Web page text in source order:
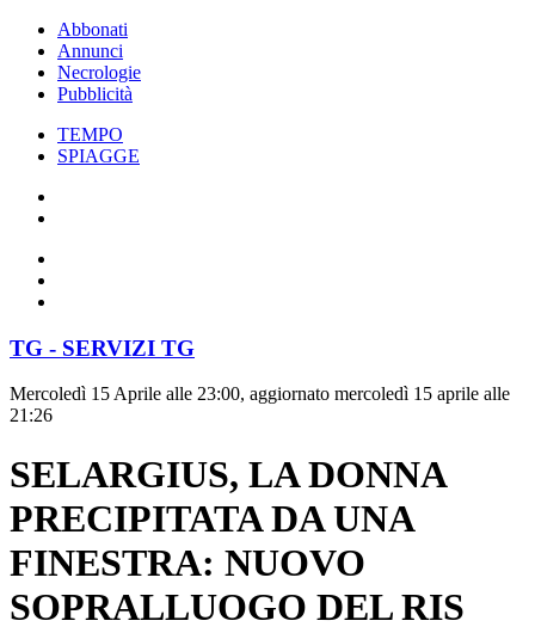
Abbonati
Annunci
Necrologie
Pubblicità
TEMPO
SPIAGGE
TG - SERVIZI TG
Mercoledì 15 Aprile alle 23:00, aggiornato mercoledì 15 aprile alle
21:26
SELARGIUS, LA DONNA
PRECIPITATA DA UNA
FINESTRA: NUOVO
SOPRALLUOGO DEL RIS